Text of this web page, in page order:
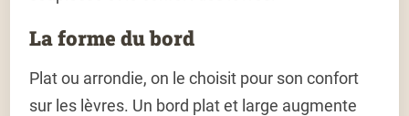
La forme du bord
Plat ou arrondie, on le choisit pour son confort
sur les lèvres. Un bord plat et large augmente